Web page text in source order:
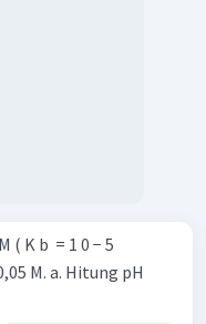
( K b ​ = 1 0 − 5
pH